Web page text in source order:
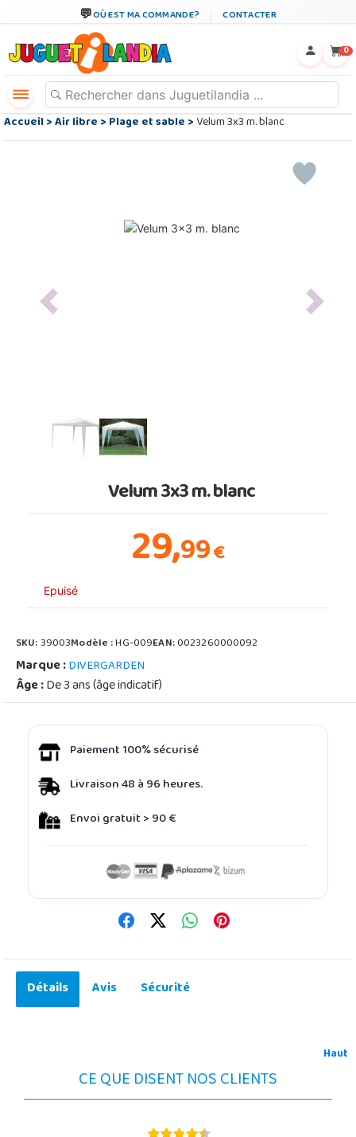
OÙ EST MA COMMANDE? CONTACTER
0
Accueil>Air libre>Plage et sable>Velum 3x3 m. blanc
Previous Next
Velum 3x3 m. blanc
29,99€
Epuisé
SKU:39003Modèle :HG-009EAN:0023260000092
Marque :DIVERGARDEN
Âge :De 3 ans (âge indicatif)
Paiement 100% sécurisé
Livraison 48 à 96 heures.
Envoi gratuit > 90 €
Détails Avis Sécurité
Haut
CE QUE DISENT NOS CLIENTS